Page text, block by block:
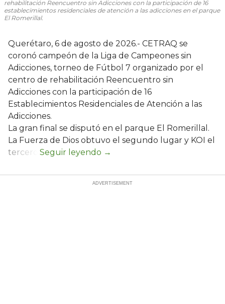
rehabilitación Reencuentro sin Adicciones con la participación de 16
establecimientos residenciales de atención a las adicciones en el parque
El Romerillal.
Querétaro, 6 de agosto de 2026.- CETRAQ se
coronó campeón de la Liga de Campeones sin
Adicciones, torneo de Fútbol 7 organizado por el
centro de rehabilitación Reencuentro sin
Adicciones con la participación de 16
Establecimientos Residenciales de Atención a las
Adicciones.
La gran final se disputó en el parque El Romerillal.
La Fuerza de Dios obtuvo el segundo lugar y KOI el
tercero.